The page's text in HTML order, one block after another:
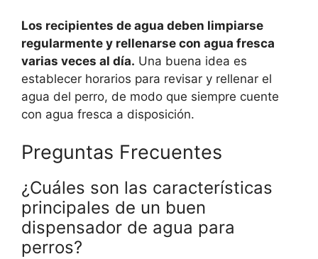
Los recipientes de agua deben limpiarse
regularmente y rellenarse con agua fresca
varias veces al día. Una buena idea es
establecer horarios para revisar y rellenar el
agua del perro, de modo que siempre cuente
con agua fresca a disposición.
Preguntas Frecuentes
¿Cuáles son las características
principales de un buen
dispensador de agua para
perros?